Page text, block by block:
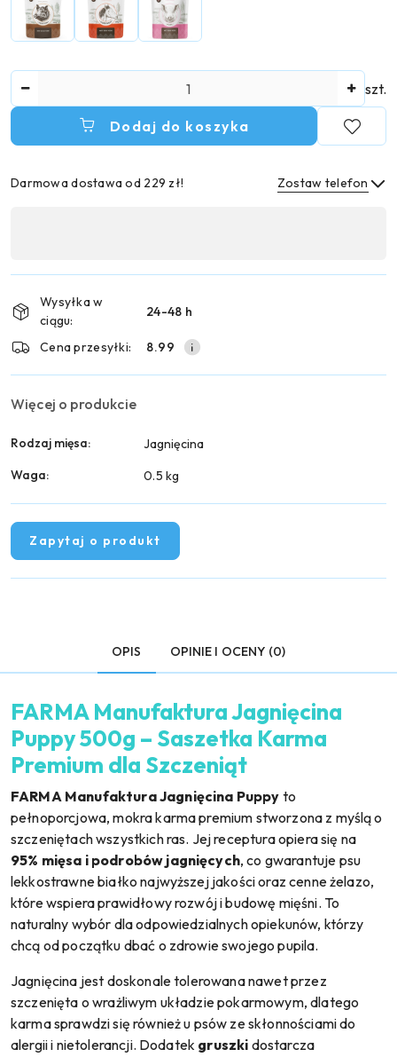
szt.
Dodaj do koszyka
Darmowa dostawa od 229 zł! Zostaw telefon
płatność
dostawa
Wysyłka w
ciągu:
24-48 h
Cena przesyłki: 8.99
Więcej o produkcie
Rodzaj mięsa:
Jagnięcina
Waga:
0.5 kg
Zapytaj o produkt
OPIS OPINIE I OCENY (0)
FARMA Manufaktura Jagnięcina
Puppy 500g – Saszetka Karma
Premium dla Szczeniąt
FARMA Manufaktura Jagnięcina Puppy to
pełnoporcjowa, mokra karma premium stworzona z myślą o
szczeniętach wszystkich ras. Jej receptura opiera się na
95% mięsa i podrobów jagnięcych, co gwarantuje psu
lekkostrawne białko najwyższej jakości oraz cenne żelazo,
które wspiera prawidłowy rozwój i budowę mięśni. To
naturalny wybór dla odpowiedzialnych opiekunów, którzy
chcą od początku dbać o zdrowie swojego pupila.
Jagnięcina jest doskonale tolerowana nawet przez
szczenięta o wrażliwym układzie pokarmowym, dlatego
karma sprawdzi się również u psów ze skłonnościami do
alergii i nietolerancji. Dodatek gruszki dostarcza